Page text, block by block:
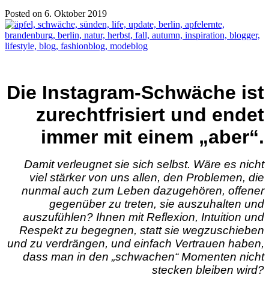
Posted on 6. Oktober 2019
Die Instagram-Schwäche ist
zurechtfrisiert und endet
immer mit einem „aber“.
Damit verleugnet sie sich selbst. Wäre es nicht
viel stärker von uns allen, den Problemen, die
nunmal auch zum Leben dazugehören, offener
gegenüber zu treten, sie auszuhalten und
auszufühlen? Ihnen mit Reflexion, Intuition und
Respekt zu begegnen, statt sie wegzuschieben
und zu verdrängen, und einfach Vertrauen haben,
dass man in den „schwachen“ Momenten nicht
stecken bleiben wird?